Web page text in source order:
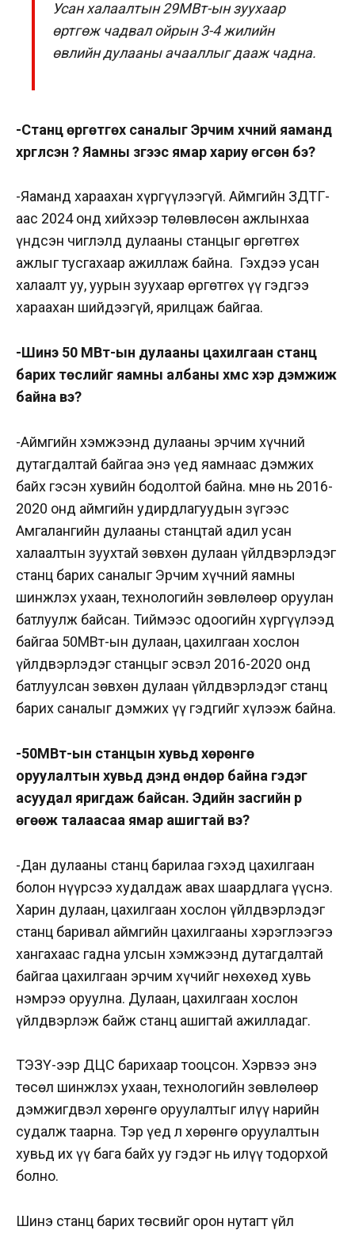
Усан халаалтын 29МВт-ын зуухаар
өртгөж чадвал ойрын 3-4 жилийн
өвлийн дулааны ачааллыг дааж чадна.
-Станц өргөтгөх саналыг Эрчим хүчний яаманд
хүргүүлсэн үү? Яамны зүгээс ямар хариу өгсөн бэ?
-Яаманд хараахан хүргүүлээгүй. Аймгийн ЗДТГ-
аас 2024 онд хийхээр төлөвлөсөн ажлынхаа
үндсэн чиглэлд дулааны станцыг өргөтгөх
ажлыг тусгахаар ажиллаж байна. Гэхдээ усан
халаалт уу, уурын зуухаар өргөтгөх үү гэдгээ
хараахан шийдээгүй, ярилцаж байгаа.
-Шинэ 50 МВт-ын дулааны цахилгаан станц
барих төслийг яамны албаны хүмүүс хэр дэмжиж
байна вэ?
-Аймгийн хэмжээнд дулааны эрчим хүчний
дутагдалтай байгаа энэ үед яамнаас дэмжих
байх гэсэн хувийн бодолтой байна. Өмнө нь 2016-
2020 онд аймгийн удирдлагуудын зүгээс
Амгалангийн дулааны станцтай адил усан
халаалтын зуухтай зөвхөн дулаан үйлдвэрлэдэг
станц барих саналыг Эрчим хүчний яамны
шинжлэх ухаан, технологийн зөвлөлөөр оруулан
батлуулж байсан. Тиймээс одоогийн хүргүүлээд
байгаа 50МВт-ын дулаан, цахилгаан хослон
үйлдвэрлэдэг станцыг эсвэл 2016-2020 онд
батлуулсан зөвхөн дулаан үйлдвэрлэдэг станц
барих саналыг дэмжих үү гэдгийг хүлээж байна.
-50МВт-ын станцын хувьд хөрөнгө
оруулалтын хувьд дэндүү өндөр байна гэдэг
асуудал яригдаж байсан. Эдийн засгийн үр
өгөөж талаасаа ямар ашигтай вэ?
-Дан дулааны станц барилаа гэхэд цахилгаан
болон нүүрсээ худалдаж авах шаардлага үүснэ.
Харин дулаан, цахилгаан хослон үйлдвэрлэдэг
станц баривал аймгийн цахилгааны хэрэглээгээ
хангахаас гадна улсын хэмжээнд дутагдалтай
байгаа цахилгаан эрчим хүчийг нөхөхөд хувь
нэмрээ оруулна. Дулаан, цахилгаан хослон
үйлдвэрлэж байж станц ашигтай ажилладаг.
ТЭЗҮ-ээр ДЦС барихаар тооцсон. Хэрвээ энэ
төсөл шинжлэх ухаан, технологийн зөвлөлөөр
дэмжигдвэл хөрөнгө оруулалтыг илүү нарийн
судалж таарна. Тэр үед л хөрөнгө оруулалтын
хувьд их үү бага байх уу гэдэг нь илүү тодорхой
болно.
Шинэ станц барих төсвийг орон нутагт үйл